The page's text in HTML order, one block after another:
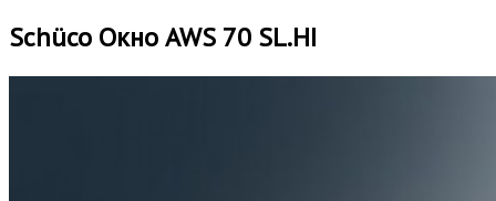
Schüco Окно AWS 70 SL.HI